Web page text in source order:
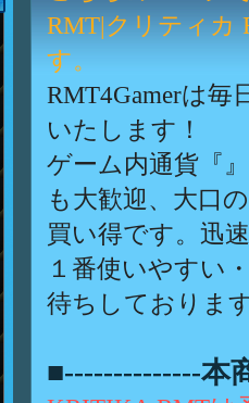
RMT|クリティカ
す。
RMT4Gamerは
いたします！
ゲーム内通貨『
も大歓迎、大口
買い得です。迅
１番使いやすい
待ちしておりま
■--------------本